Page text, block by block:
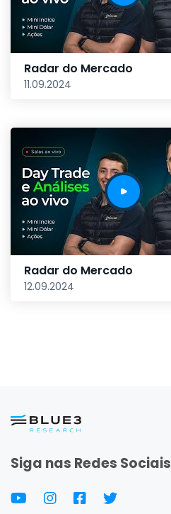
Radar do Mercado
11.09.2024
Radar do Mercado
12.09.2024
Siga nas Redes Sociais